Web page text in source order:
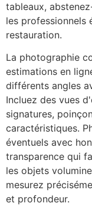
tableaux,
les professionnels
restauration.
La photographie
estimations en
différents angles
Incluez des vues
signatures,
caractéristiques.
éventuels avec
transparence qui
les objets
mesurez
et profondeur.